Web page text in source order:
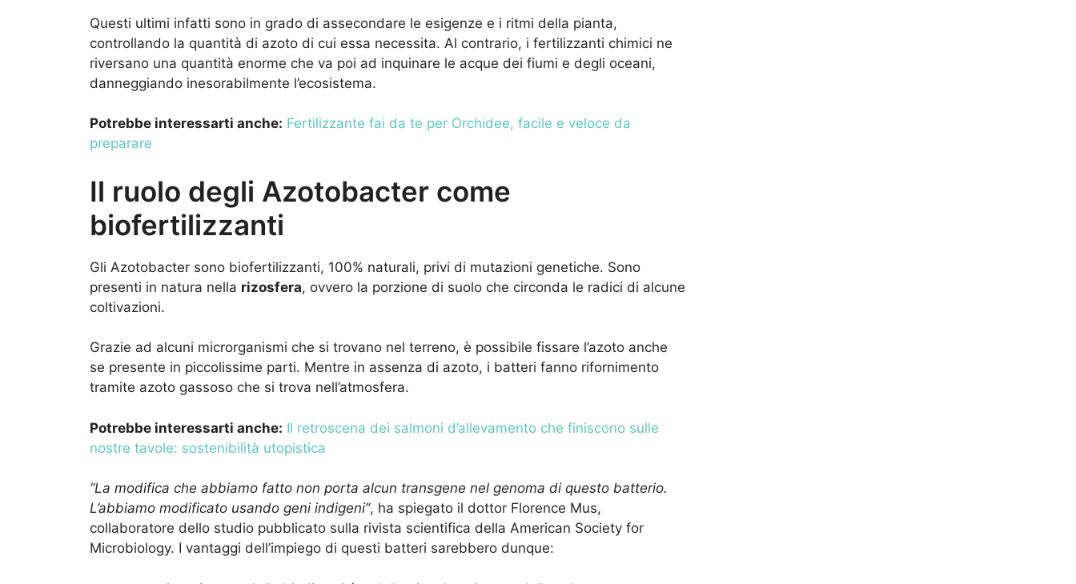
Questi ultimi infatti sono in grado di assecondare le esigenze e i ritmi della pianta,
controllando la quantità di azoto di cui essa necessita. Al contrario, i fertilizzanti chimici ne
riversano una quantità enorme che va poi ad inquinare le acque dei fiumi e degli oceani,
danneggiando inesorabilmente l’ecosistema.
Potrebbe interessarti anche: Fertilizzante fai da te per Orchidee, facile e veloce da
preparare
Il ruolo degli Azotobacter come
biofertilizzanti
Gli Azotobacter sono biofertilizzanti, 100% naturali, privi di mutazioni genetiche. Sono
presenti in natura nella rizosfera, ovvero la porzione di suolo che circonda le radici di alcune
coltivazioni.
Grazie ad alcuni microrganismi che si trovano nel terreno, è possibile fissare l’azoto anche
se presente in piccolissime parti. Mentre in assenza di azoto, i batteri fanno rifornimento
tramite azoto gassoso che si trova nell’atmosfera.
Potrebbe interessarti anche: Il retroscena dei salmoni d’allevamento che finiscono sulle
nostre tavole: sostenibilità utopistica
“La modifica che abbiamo fatto non porta alcun transgene nel genoma di questo batterio.
L’abbiamo modificato usando geni indigeni”, ha spiegato il dottor Florence Mus,
collaboratore dello studio pubblicato sulla rivista scientifica della American Society for
Microbiology. I vantaggi dell’impiego di questi batteri sarebbero dunque: